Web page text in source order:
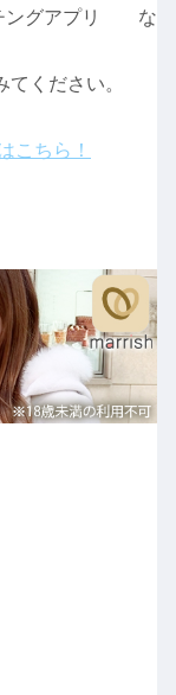
チングアプリ な
てください。
こちら！